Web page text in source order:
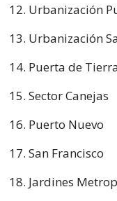
Urbanización
Urbanización
Puerta de
Sector Canejas
Puerto Nuevo
San Francisco
Jardines